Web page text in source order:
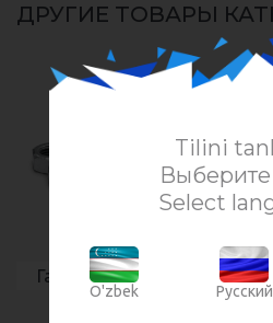
Tilini
Select
O'zbek Русский
ДРУГИЕ ТОВАРЫ
Гайки оцинкованные